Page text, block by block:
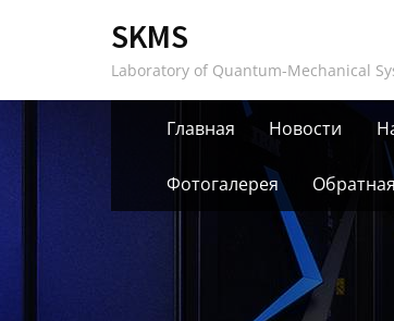
SKMS
Laboratory of Quantum-Mechanical
Главная Новости
Фотогалерея